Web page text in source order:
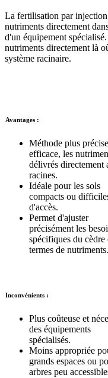
La fertilisation par
nutriments directement
d'un équipement
nutriments directement là
système racinaire.
Avantages :
Méthode plus
efficace, les
délivrés directement
racines.
Idéale pour les sols
compacts ou
d'accès.
Permet d'ajuster
précisément les
spécifiques du cèdre
termes de nutriments.
Inconvénients :
Plus coûteuse et
des équipements
spécialisés.
Moins appropriée
grands espaces ou
arbres peu